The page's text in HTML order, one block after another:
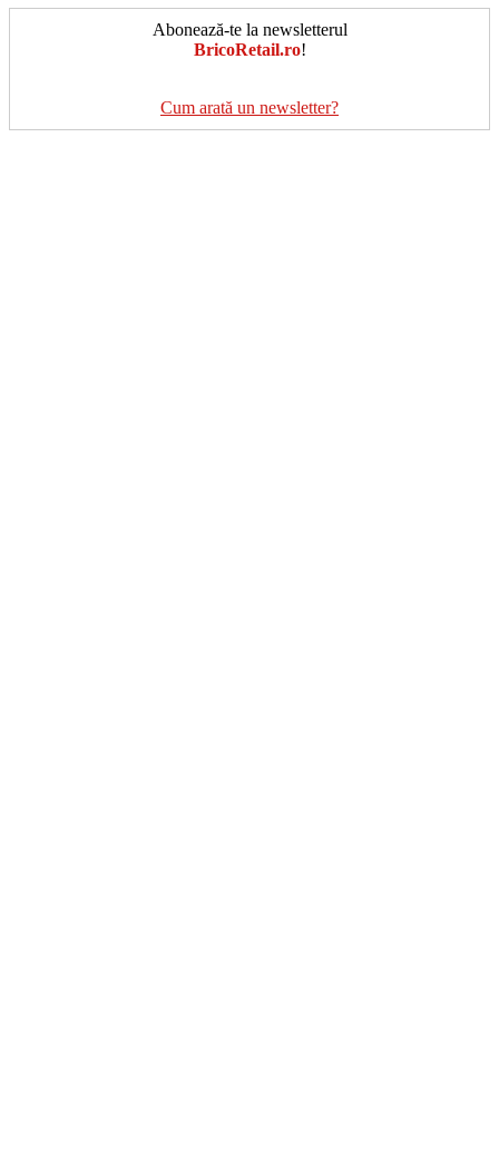
Abonează-te la newsletterul
BricoRetail.ro!
Cum arată un newsletter?